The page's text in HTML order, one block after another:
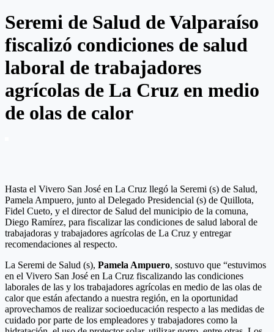
Seremi de Salud de Valparaíso
fiscalizó condiciones de salud
laboral de trabajadores
agrícolas de La Cruz en medio
de olas de calor
Hasta el Vivero San José en La Cruz llegó la Seremi (s) de Salud,
Pamela Ampuero, junto al Delegado Presidencial (s) de Quillota,
Fidel Cueto, y el director de Salud del municipio de la comuna,
Diego Ramírez, para fiscalizar las condiciones de salud laboral de
trabajadoras y trabajadores agrícolas de La Cruz y entregar
recomendaciones al respecto.
La Seremi de Salud (s), Pamela Ampuero, sostuvo que “estuvimos
en el Vivero San José en La Cruz fiscalizando las condiciones
laborales de las y los trabajadores agrícolas en medio de las olas de
calor que están afectando a nuestra región, en la oportunidad
aprovechamos de realizar socioeducación respecto a las medidas de
cuidado por parte de los empleadores y trabajadores como la